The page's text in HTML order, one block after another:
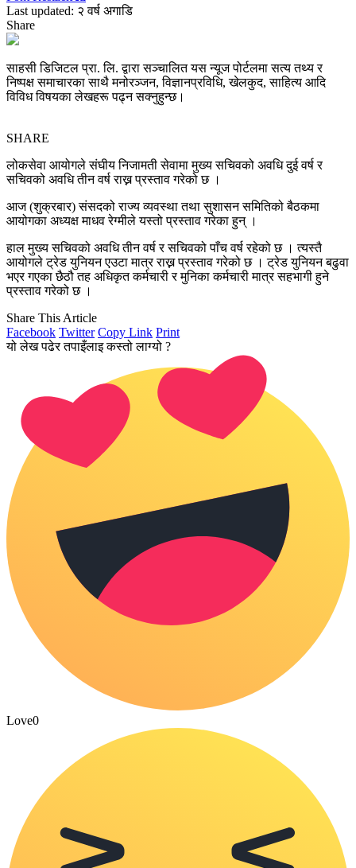
Last updated: २ वर्ष अगाडि
Share
साहसी डिजिटल प्रा. लि. द्वारा सञ्चालित यस न्यूज पोर्टलमा सत्य तथ्य र
निष्पक्ष समाचारका साथै मनोरञ्जन, विज्ञानप्रविधि, खेलकुद, साहित्य आदि
विविध विषयका लेखहरू पढ्न सक्नुहुन्छ।
SHARE
लोकसेवा आयोगले संघीय निजामती सेवामा मुख्य सचिवको अवधि दुई वर्ष र
सचिवको अवधि तीन वर्ष राख्न प्रस्ताव गरेको छ ।
आज (शुक्रबार) संसदको राज्य व्यवस्था तथा सुशासन समितिको बैठकमा
आयोगका अध्यक्ष माधव रेग्मीले यस्तो प्रस्ताव गरेका हुन् ।
हाल मुख्य सचिवको अवधि तीन वर्ष र सचिवको पाँच वर्ष रहेको छ । त्यस्तै
आयोगले ट्रेड युनियन एउटा मात्र राख्न प्रस्ताव गरेको छ । ट्रेड युनियन बढुवा
भएर गएका छैठौ तह अधिकृत कर्मचारी र मुनिका कर्मचारी मात्र सहभागी हुने
प्रस्ताव गरेको छ ।
Share This Article
Facebook Twitter Copy Link Print
यो लेख पढेर तपाइँलाइ कस्तो लाग्यो ?
Love0